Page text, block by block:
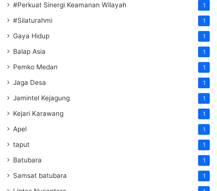
#Perkuat Sinergi Keamanan Wilayah 1
#Silaturahmi 1
Gaya Hidup 1
Balap Asia 1
Pemko Medan 1
Jaga Desa 1
Jamintel Kejagung 1
Kejari Karawang 1
Apel 1
taput 1
Batubara 1
Samsat batubara 1